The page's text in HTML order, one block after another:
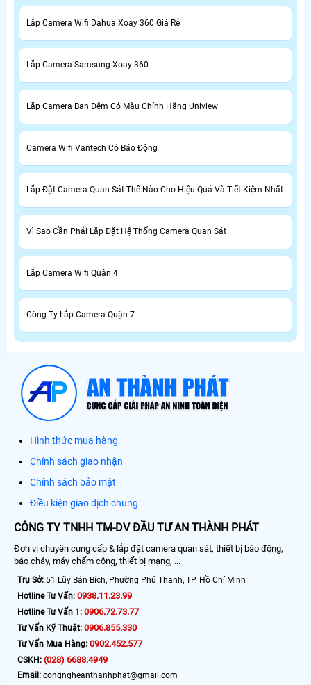
Lắp Camera Wifi Dahua Xoay 360 Giá Rẻ
Lắp Camera Samsung Xoay 360
Lắp Camera Ban Đêm Có Màu Chính Hãng Uniview
Camera Wifi Vantech Có Báo Động
Lắp Đặt Camera Quan Sát Thế Nào Cho Hiệu Quả Và Tiết Kiệm Nhất
Vì Sao Cần Phải Lắp Đặt Hệ Thống Camera Quan Sát
Lắp Camera Wifi Quận 4
Công Ty Lắp Camera Quận 7
Hình thức mua hàng
Chính sách giao nhận
Chính sách bảo mật
Điều kiện giao dịch chung
CÔNG TY TNHH TM-DV ĐẦU TƯ AN THÀNH PHÁT
Đơn vị chuyên cung cấp & lắp đặt camera quan sát, thiết bị báo động,
báo cháy, máy chấm công, thiết bị mạng, ...
Trụ Sở: 51 Lũy Bán Bích, Phường Phú Thạnh, TP. Hồ Chí Minh
Hotline Tư Vấn: 0938.11.23.99
Hotline Tư Vấn 1: 0906.72.73.77
Tư Vấn Kỹ Thuật: 0906.855.330
Tư Vấn Mua Hàng: 0902.452.577
CSKH: (028) 6688.4949
Email: congngheanthanhphat@gmail.com